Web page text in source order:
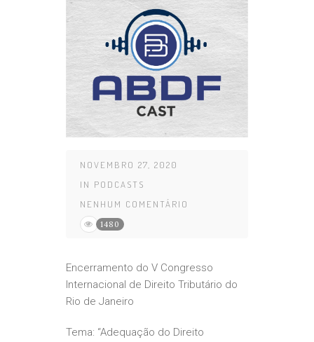
NOVEMBRO 27, 2020
IN PODCASTS
NENHUM COMENTÁRIO
1480
Encerramento do V Congresso
Internacional de Direito Tributário do
Rio de Janeiro
Tema: “Adequação do Direito